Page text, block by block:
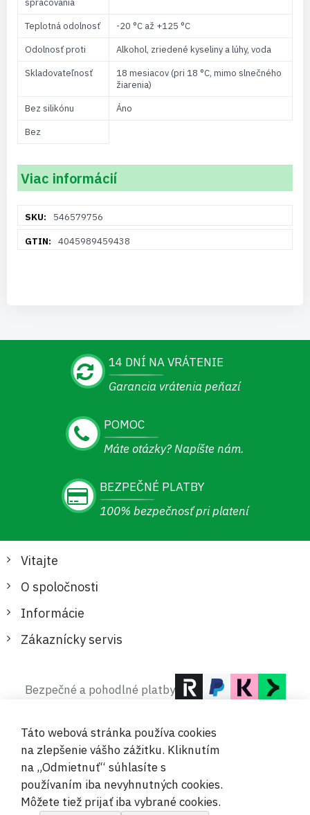
spracovania
Teplotná odolnosť
-20 °C až +125 °C
Odolnosť proti
Alkohol, zriedené kyseliny a lúhy, voda
Skladovateľnosť
18 mesiacov (pri 18 °C, mimo slnečného
žiarenia)
Bez silikónu
Áno
Bez
Viac informácií
informácií546579756
4045989459438
14 DNÍ NA VRÁTENIE
Garancia vrátenia peňazí
POMOC
Máte otázky? Napíšte nám.
BEZPEČNÉ PLATBY
100% bezpečnosť pri platení
Vitajte
O spoločnosti
Informácie
Zákaznícky servis
Bezpečné a pohodlné platby
© 2019-2026 Megamix s.r.o.
Táto webová stránka používa cookies
na zlepšenie vášho zážitku. Kliknutím
na „Odmietnuť“ súhlasíte s
používaním iba nevyhnutných cookies.
Môžete tiež prijať iba vybrané cookies.